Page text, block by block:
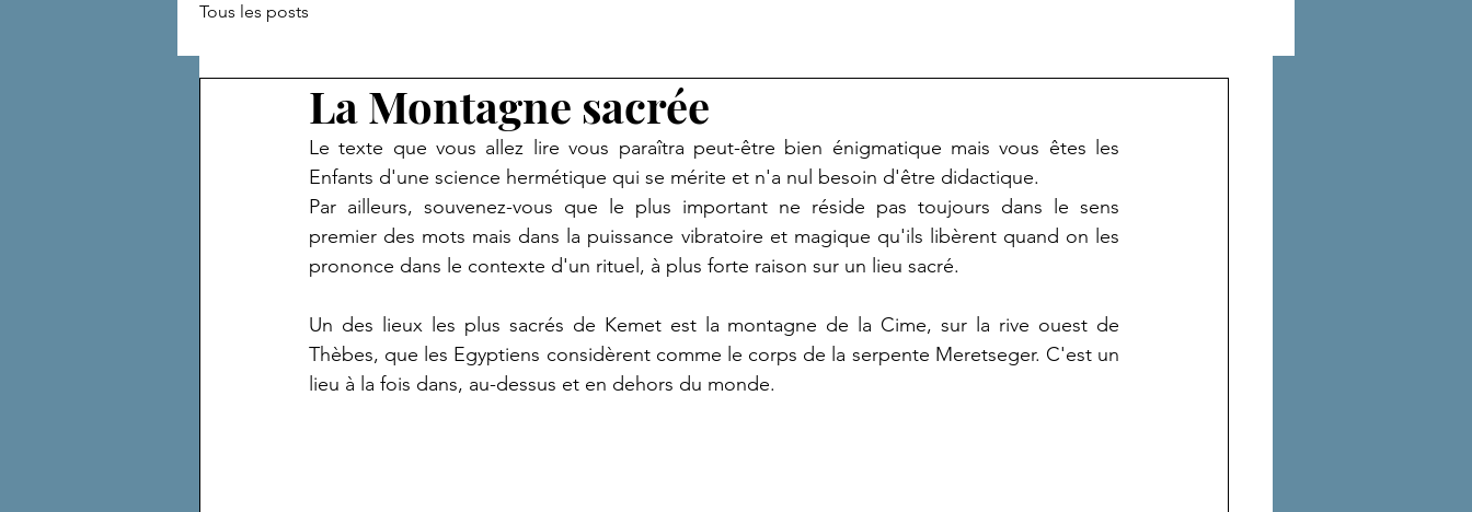
Tous les posts
La Montagne sacrée
Le texte que vous allez lire vous paraîtra peut-être bien énigmatique mais vous êtes les
Enfants d'une science hermétique qui se mérite et n'a nul besoin d'être didactique.
Par ailleurs, souvenez-vous que le plus important ne réside pas toujours dans le sens
premier des mots mais dans la puissance vibratoire et magique qu'ils libèrent quand on les
prononce dans le contexte d'un rituel, à plus forte raison sur un lieu sacré.
Un des lieux les plus sacrés de Kemet est la montagne de la Cime, sur la rive ouest de
Thèbes, que les Egyptiens considèrent comme le corps de la serpente Meretseger. C'est un
lieu à la fois dans, au-dessus et en dehors du monde.